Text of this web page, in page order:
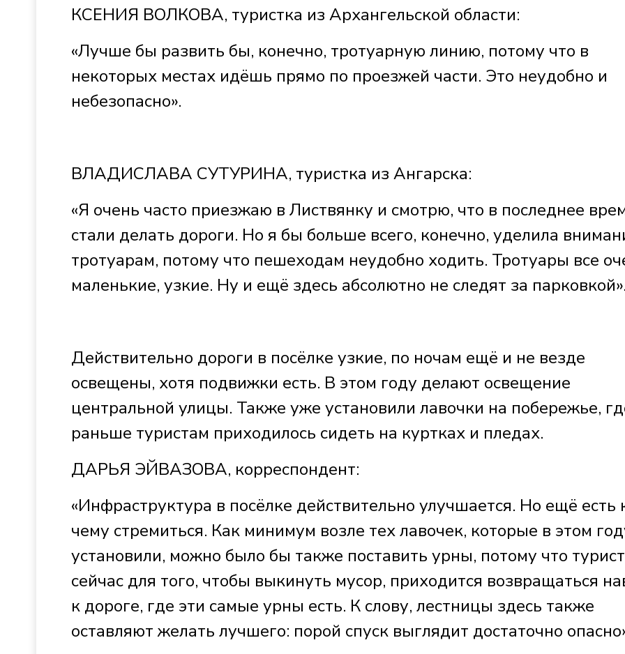
КСЕНИЯ ВОЛКОВА, туристка из Архангельской области:
«Лучше бы развить бы, конечно, тротуарную линию, потому что в
некоторых местах идёшь прямо по проезжей части. Это неудобно и
небезопасно».
ВЛАДИСЛАВА СУТУРИНА, туристка из Ангарска:
«Я очень часто приезжаю в Листвянку и смотрю, что в последнее
стали делать дороги. Но я бы больше всего, конечно, уделила
тротуарам, потому что пешеходам неудобно ходить. Тротуары все
маленькие, узкие. Ну и ещё здесь абсолютно не следят за парковкой».
Действительно дороги в посёлке узкие, по ночам ещё и не везде
освещены, хотя подвижки есть. В этом году делают освещение
центральной улицы. Также уже установили лавочки на побережье,
раньше туристам приходилось сидеть на куртках и пледах.
ДАРЬЯ ЭЙВАЗОВА, корреспондент:
«Инфраструктура в посёлке действительно улучшается. Но ещё есть
чему стремиться. Как минимум возле тех лавочек, которые в этом
установили, можно было бы также поставить урны, потому что
сейчас для того, чтобы выкинуть мусор, приходится возвращаться
к дороге, где эти самые урны есть. К слову, лестницы здесь также
оставляют желать лучшего: порой спуск выглядит достаточно